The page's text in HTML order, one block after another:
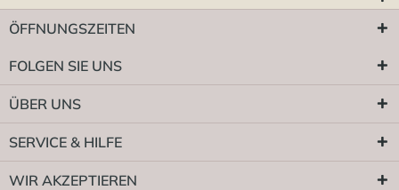
ÖFFNUNGSZEITEN
FOLGEN SIE UNS
ÜBER UNS
SERVICE & HILFE
WIR AKZEPTIEREN